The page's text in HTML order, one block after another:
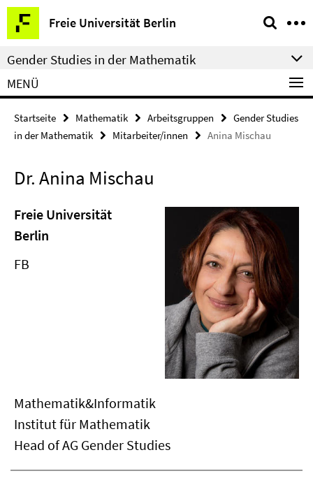
Springe
direkt
zu
Inhalt
Freie Universität Berlin
Service-
Navigation
Gender Studies in der Mathematik
MENÜ
Startseite Mathematik Arbeitsgruppen
Gender Studies
in der Mathematik
Mitarbeiter/innen Anina Mischau
Dr. Anina Mischau
Freie Universität
Berlin
FB
Mathematik&Informatik
Institut für Mathematik
Head of AG Gender Studies